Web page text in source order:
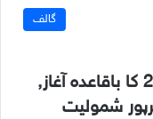
گالف
ملّت ٹریکٹرز گورنرز کپ گالف 2025 کا باقاعدہ آغاز,
شمولیت